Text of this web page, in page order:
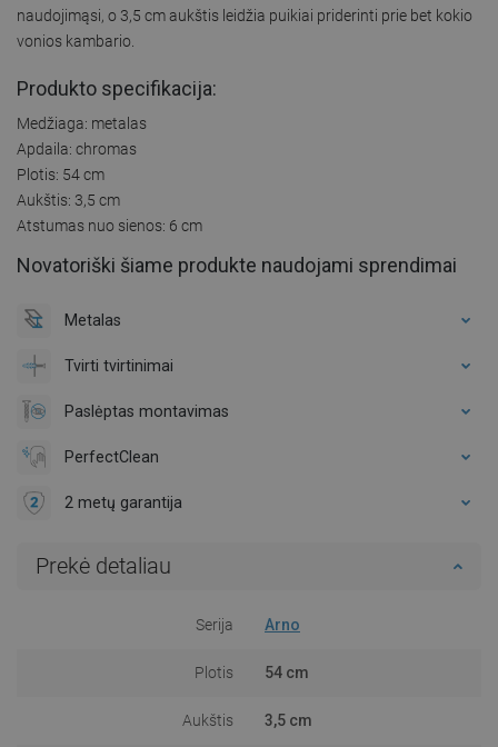
naudojimąsi, o 3,5 cm aukštis leidžia puikiai priderinti prie bet kokio
vonios kambario.
Produkto specifikacija:
Medžiaga: metalas
Apdaila: chromas
Plotis: 54 cm
Aukštis: 3,5 cm
Atstumas nuo sienos: 6 cm
Novatoriški šiame produkte naudojami sprendimai
Metalas
Tvirti tvirtinimai
Paslėptas montavimas
PerfectClean
2 metų garantija
Prekė detaliau
Serija Arno
Plotis 54 cm
Aukštis 3,5 cm